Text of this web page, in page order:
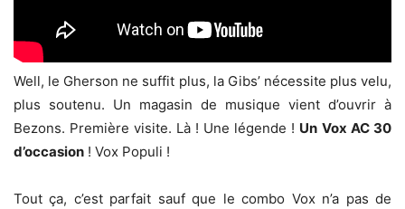
Well, le Gherson ne suffit plus, la Gibs’ nécessite plus velu,
plus soutenu. Un magasin de musique vient d’ouvrir à
Bezons. Première visite. Là ! Une légende ! Un Vox AC 30
d’occasion ! Vox Populi !
Tout ça, c’est parfait sauf que le combo Vox n’a pas de